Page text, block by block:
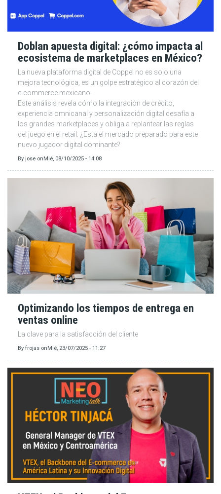
Doblan apuesta digital: ¿cómo impacta al
ecosistema de marketplaces en México?
La nueva plataforma digital de Coppel no es solo una
mejora tecnológica, es un golpe estratégico al corazón del
e-commerce mexicano.
Este análisis revela cómo la integración de crédito,
experiencia omnicanal y personalización digital desafía a
los grandes marketplaces y obliga a replantear las reglas
del juego en el retail. ¿Está el mercado preparado para este
nuevo jugador digital dominante?
By jose onMié, 08/10/2025 - 14:08
Optimizando los tiempos de entrega en
ventas online
La clave para la satisfacción del cliente
By frojas onMié, 23/07/2025 - 11:27